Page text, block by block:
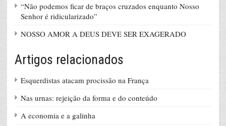
“Não podemos ficar de braços cruzados enquanto Nosso
Senhor é ridicularizado”
NOSSO AMOR A DEUS DEVE SER EXAGERADO
Artigos relacionados
Esquerdistas atacam procissão na França
Nas urnas: rejeição da forma e do conteúdo
A economia e a galinha